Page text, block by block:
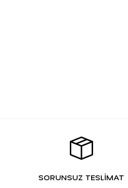
SORUNSUZ TESLİMAT